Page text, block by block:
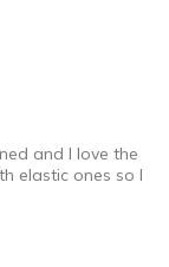
and I love the
elastic ones so I